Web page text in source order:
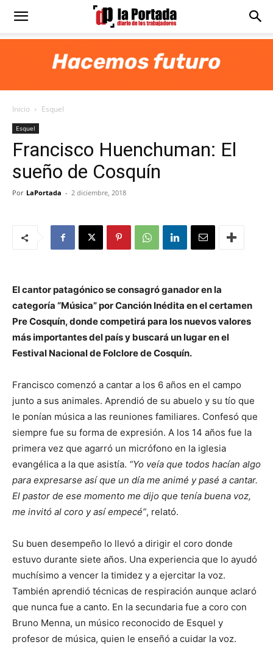
Diario
Portada
Inicio Esquel
Esquel
Francisco Huenchuman: El
sueño de Cosquín
Por LaPortada - 2 diciembre, 2018
El cantor patagónico se consagró ganador en la
categoría “Música” por Canción Inédita en el certamen
Pre Cosquín, donde competirá para los nuevos valores
más importantes del país y buscará un lugar en el
Festival Nacional de Folclore de Cosquín.
Francisco comenzó a cantar a los 6 años en el campo
junto a sus animales. Aprendió de su abuelo y su tío que
le ponían música a las reuniones familiares. Confesó que
siempre fue su forma de expresión. A los 14 años fue la
primera vez que agarró un micrófono en la iglesia
evangélica a la que asistía. “Yo veía que todos hacían algo
para expresarse así que un día me animé y pasé a cantar.
El pastor de ese momento me dijo que tenía buena voz,
me invitó al coro y así empecé”, relató.
Su buen desempeño lo llevó a dirigir el coro donde
estuvo durante siete años. Una experiencia que lo ayudó
muchísimo a vencer la timidez y a ejercitar la voz.
También aprendió técnicas de respiración aunque aclaró
que nunca fue a canto. En la secundaria fue a coro con
Bruno Menna, un músico reconocido de Esquel y
profesor de música, quien le enseñó a cuidar la voz.